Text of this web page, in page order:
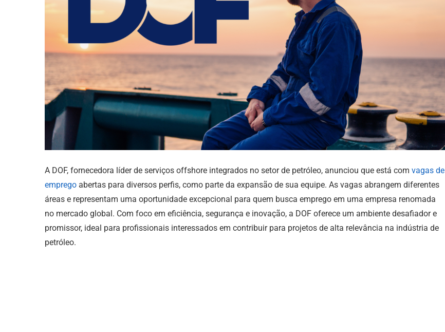
A DOF, fornecedora líder de serviços offshore integrados no setor de petróleo, anunciou que está com vagas de
emprego abertas para diversos perfis, como parte da expansão de sua equipe. As vagas abrangem diferentes
áreas e representam uma oportunidade excepcional para quem busca emprego em uma empresa renomada
no mercado global. Com foco em eficiência, segurança e inovação, a DOF oferece um ambiente desafiador e
promissor, ideal para profissionais interessados em contribuir para projetos de alta relevância na indústria de
petróleo.